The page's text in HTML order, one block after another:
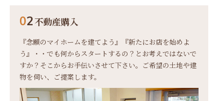
02不動産購入
『念願のマイホームを建てよう』『新たにお店を始めよ
う』
・・でも何からスタートするの？とお考えではないで
すか？そこからお手伝いさせて下さい。 ご希望の土地や建
物を伺い、ご提案します。